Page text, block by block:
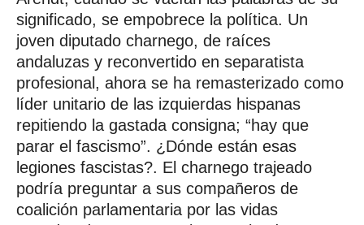
significado, se empobrece la política. Un
joven diputado charnego, de raíces
andaluzas y reconvertido en separatista
profesional, ahora se ha remasterizado como
líder unitario de las izquierdas hispanas
repitiendo la gastada consigna; “hay que
parar el fascismo”. ¿Dónde están esas
legiones fascistas?. El charnego trajeado
podría preguntar a sus compañeros de
coalición parlamentaria por las vidas